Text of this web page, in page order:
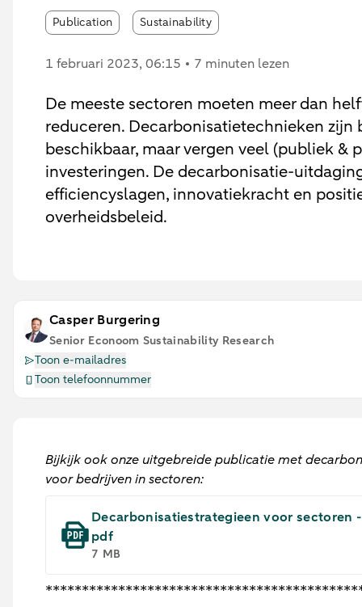
Publication Sustainability
1 februari 2023, 06:15 7 minuten lezen
De meeste sectoren moeten meer dan
reduceren. Decarbonisatietechnieken zijn
beschikbaar, maar vergen veel (publiek &
investeringen. De decarbonisatie-
efficiencyslagen, innovatiekracht en
overheidsbeleid.
Casper Burgering
Senior Econoom Sustainability Research
Toon e-mailadres
Toon telefoonnummer
Bijkijk ook onze uitgebreide publicatie met
voor bedrijven in sectoren:
Decarbonisatiestrategieen voor sectoren
pdf
7 MB